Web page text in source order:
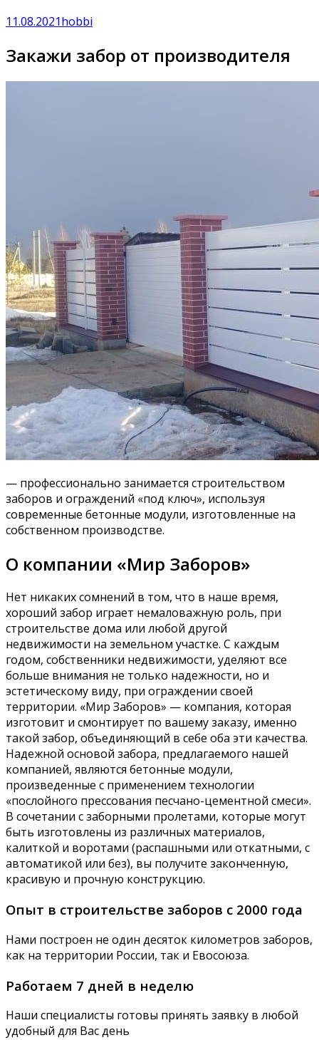
11.08.2021hobbi
Закажи забор от производителя
— профессионально занимается строительством
заборов и ограждений «под ключ», используя
современные бетонные модули, изготовленные на
собственном производстве.
О компании «Мир Заборов»
Нет никаких сомнений в том, что в наше время,
хороший забор играет немаловажную роль, при
строительстве дома или любой другой
недвижимости на земельном участке. С каждым
годом, собственники недвижимости, уделяют все
больше внимания не только надежности, но и
эстетическому виду, при ограждении своей
территории. «Мир Заборов» — компания, которая
изготовит и смонтирует по вашему заказу, именно
такой забор, объединяющий в себе оба эти качества.
Надежной основой забора, предлагаемого нашей
компанией, являются бетонные модули,
произведенные с применением технологии
«послойного прессования песчано-цементной смеси».
В сочетании с заборными пролетами, которые могут
быть изготовлены из различных материалов,
калиткой и воротами (распашными или откатными, с
автоматикой или без), вы получите законченную,
красивую и прочную конструкцию.
Опыт в строительстве заборов с 2000 года
Нами построен не один десяток километров заборов,
как на территории России, так и Евосоюза.
Работаем 7 дней в неделю
Наши специалисты готовы принять заявку в любой
удобный для Вас день